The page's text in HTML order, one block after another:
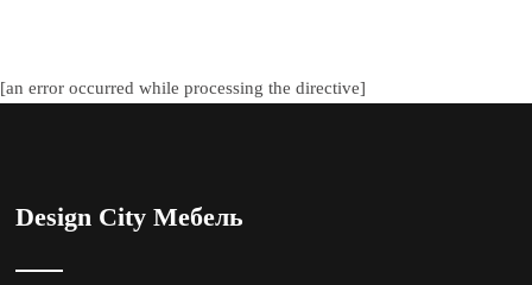
[an error occurred while processing the directive]
Design City Мебель